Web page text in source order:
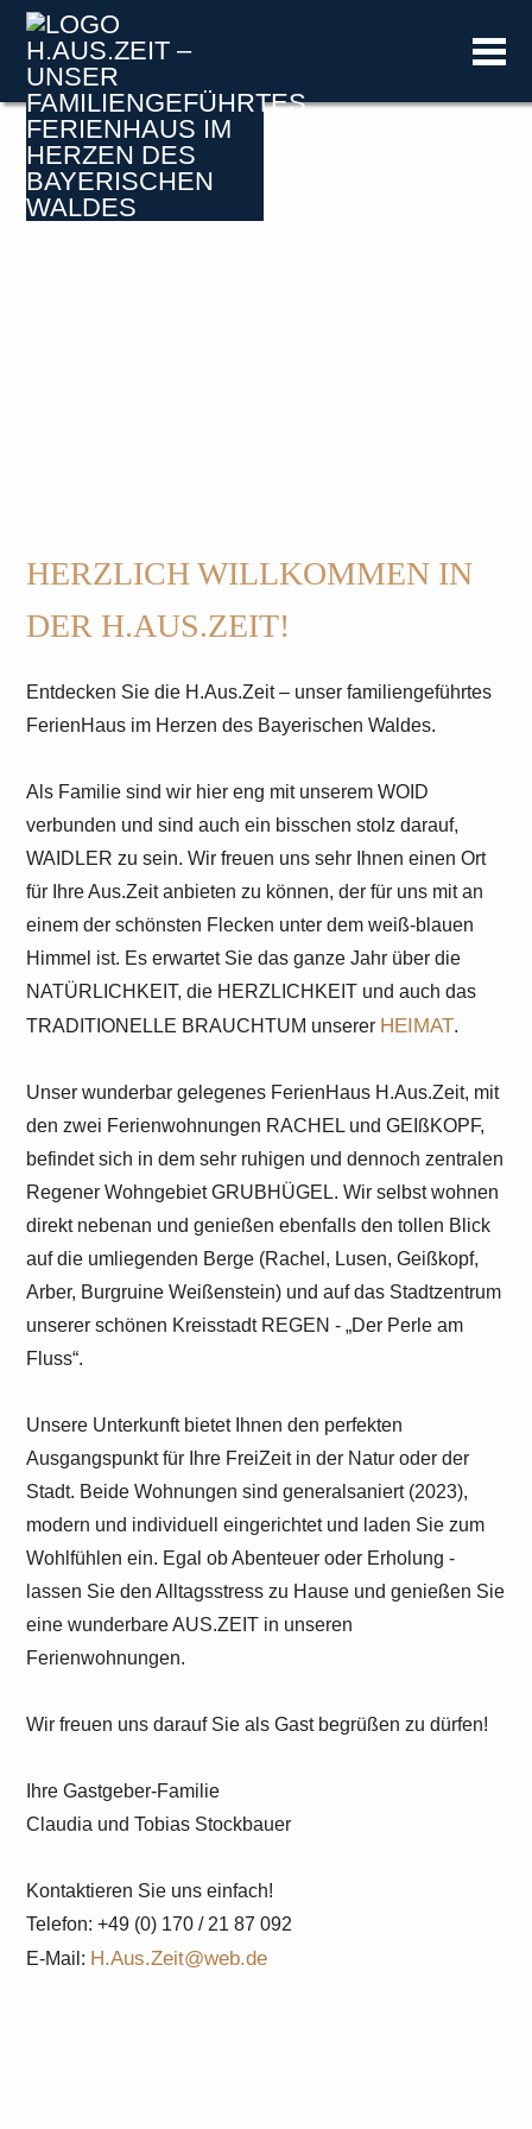
HERZLICH WILLKOMMEN IN
DER H.AUS.ZEIT!
Entdecken Sie die H.Aus.Zeit – unser familiengeführtes
FerienHaus im Herzen des Bayerischen Waldes.
Als Familie sind wir hier eng mit unserem WOID
verbunden und sind auch ein bisschen stolz darauf,
WAIDLER zu sein. Wir freuen uns sehr Ihnen einen Ort
für Ihre Aus.Zeit anbieten zu können, der für uns mit an
einem der schönsten Flecken unter dem weiß-blauen
Himmel ist. Es erwartet Sie das ganze Jahr über die
NATÜRLICHKEIT, die HERZLICHKEIT und auch das
TRADITIONELLE BRAUCHTUM unserer HEIMAT.
Unser wunderbar gelegenes FerienHaus H.Aus.Zeit, mit
den zwei Ferienwohnungen RACHEL und GEIßKOPF,
befindet sich in dem sehr ruhigen und dennoch zentralen
Regener Wohngebiet GRUBHÜGEL. Wir selbst wohnen
direkt nebenan und genießen ebenfalls den tollen Blick
auf die umliegenden Berge (Rachel, Lusen, Geißkopf,
Arber, Burgruine Weißenstein) und auf das Stadtzentrum
unserer schönen Kreisstadt REGEN - „Der Perle am
Fluss“.
Unsere Unterkunft bietet Ihnen den perfekten
Ausgangspunkt für Ihre FreiZeit in der Natur oder der
Stadt. Beide Wohnungen sind generalsaniert (2023),
modern und individuell eingerichtet und laden Sie zum
Wohlfühlen ein. Egal ob Abenteuer oder Erholung -
lassen Sie den Alltagsstress zu Hause und genießen Sie
eine wunderbare AUS.ZEIT in unseren
Ferienwohnungen.
Wir freuen uns darauf Sie als Gast begrüßen zu dürfen!
Ihre Gastgeber-Familie
Claudia und Tobias Stockbauer
Kontaktieren Sie uns einfach!
Telefon: +49 (0) 170 / 21 87 092
E-Mail: H.Aus.Zeit@web.de